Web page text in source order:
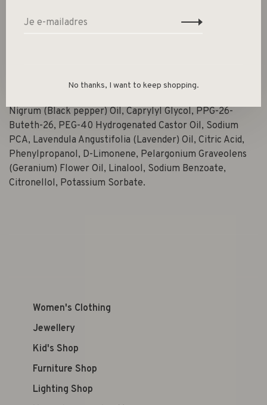
Barbadensis (Aloe vera) Leaf Extract, Sodium Coco-
Nigrum (Black pepper) Oil, Caprylyl Glycol, PPG-26-
Buteth-26, PEG-40 Hydrogenated Castor Oil, Sodium
PCA, Lavendula Angustifolia (Lavender) Oil, Citric Acid,
Phenylpropanol, D-Limonene, Pelargonium Graveolens
(Geranium) Flower Oil, Linalool, Sodium Benzoate,
Citronellol, Potassium Sorbate.
Women's Clothing
Jewellery
Kid's Shop
Furniture Shop
Lighting Shop
No thanks, I want to keep shopping.